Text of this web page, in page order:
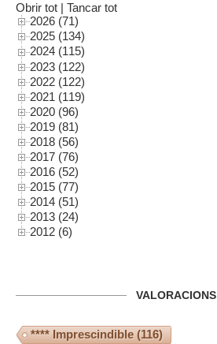
Obrir tot | Tancar tot
2026 (71)
2025 (134)
2024 (115)
2023 (122)
2022 (122)
2021 (119)
2020 (96)
2019 (81)
2018 (56)
2017 (76)
2016 (52)
2015 (77)
2014 (51)
2013 (24)
2012 (6)
VALORACIONS
**** Imprescindible(116)